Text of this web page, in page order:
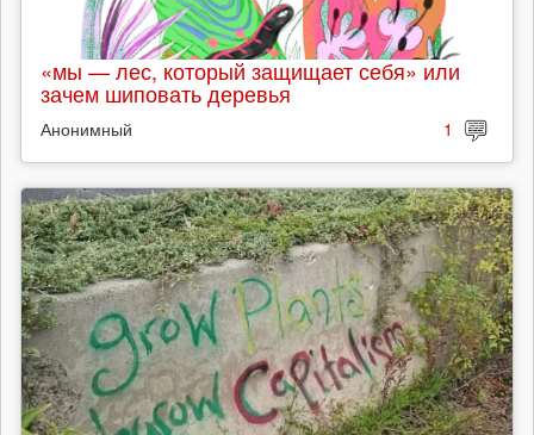
«мы — лес, который защищает себя» или
зачем шиповать деревья
Анонимный 1